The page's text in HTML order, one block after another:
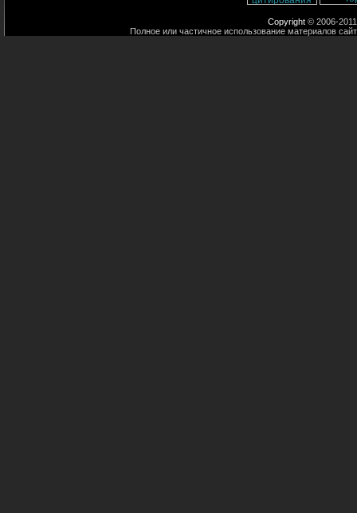
Copyright © 2006-
Полное или частичное использование материалов